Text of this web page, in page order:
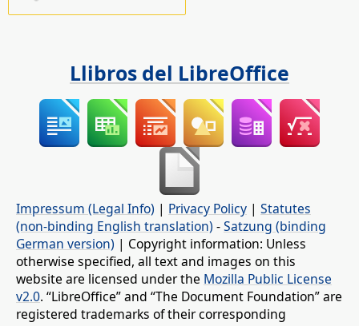
Llibros del LibreOffice
Impressum (Legal Info) | Privacy Policy | Statutes
(non-binding English translation) -Satzung (binding
German version) | Copyright information: Unless
otherwise specified, all text and images on this
website are licensed under the Mozilla Public License
v2.0. “LibreOffice” and “The Document Foundation” are
registered trademarks of their corresponding